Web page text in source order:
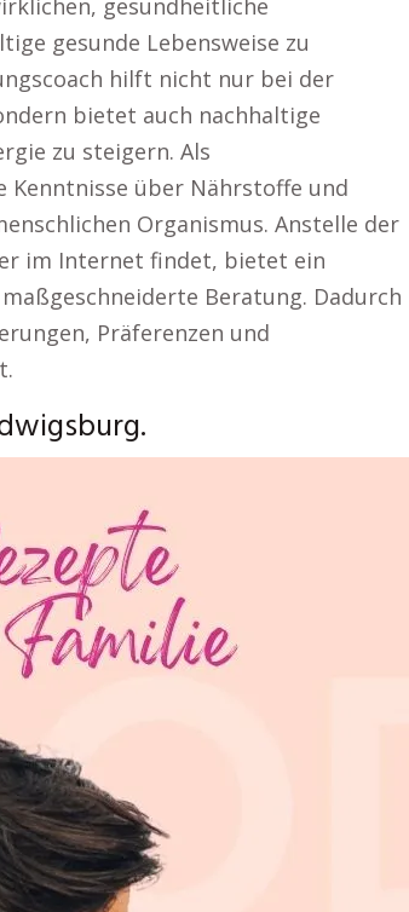
gesundheitliche
gesunde Lebensweise zu
hilft nicht nur bei der
bietet auch nachhaltige
zu steigern. Als
über Nährstoffe und
Organismus. Anstelle der
im Internet findet, bietet ein
Beratung. Dadurch
Präferenzen und